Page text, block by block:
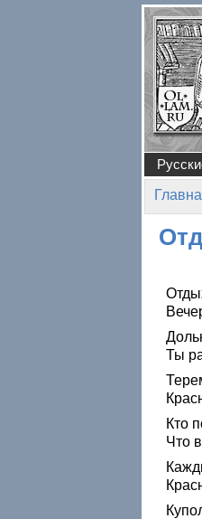
Перейти к основному
Вы
Ты
Кто
Что